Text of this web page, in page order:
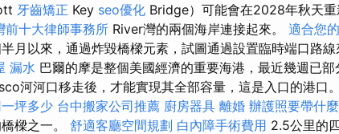
牙齒矯正 Key seo優化 Bridge）可能會在2028年秋天
前十大律師事務所 River灣的兩個海岸連接起來。 適合您
月以來，通過炸毀橋樑元素，試圖通過設置臨時端口路
漏水 巴爾的摩是整個美國經濟的重要海港，最近幾週已
河河口移走後，才能實現其全部容量，這是入口的港口。
坪多少 台中搬家公司推薦 廚房器具 離婚 辦護照要帶什麼
樑之一。 舒適客廳空間規劃 白內障手術費用 2.5公里的